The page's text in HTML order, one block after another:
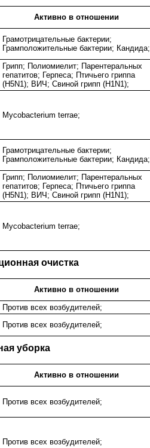
Активно в отношении
Грамотрицательные бактерии;
Грамположительные бактерии; Кандида;
Грипп; Полиомиелит; Парентеральных
гепатитов; Герпеса; Птичьего гриппа
(H5N1); ВИЧ; Свиной грипп (H1N1);
Mycobacterium terrae;
Грамотрицательные бактерии;
Грамположительные бактерии; Кандида;
Грипп; Полиомиелит; Парентеральных
гепатитов; Герпеса; Птичьего гриппа
(H5N1); ВИЧ; Свиной грипп (H1N1);
Mycobacterium terrae;
очистка
Активно в отношении
Против всех возбудителей;
Против всех возбудителей;
уборка
Активно в отношении
Против всех возбудителей;
Против всех возбудителей;